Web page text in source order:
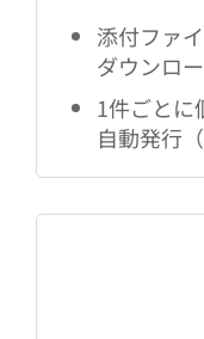
添付ファ
ダウンロ
1件ごとに
自動発行